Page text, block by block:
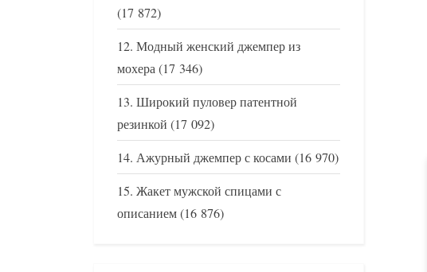
(17 872)
Модный женский джемпер из
мохера(17 346)
Широкий пуловер патентной
резинкой (17 092)
Ажурный джемпер с косами (16 970)
Жакет мужской спицами с
описанием(16 876)